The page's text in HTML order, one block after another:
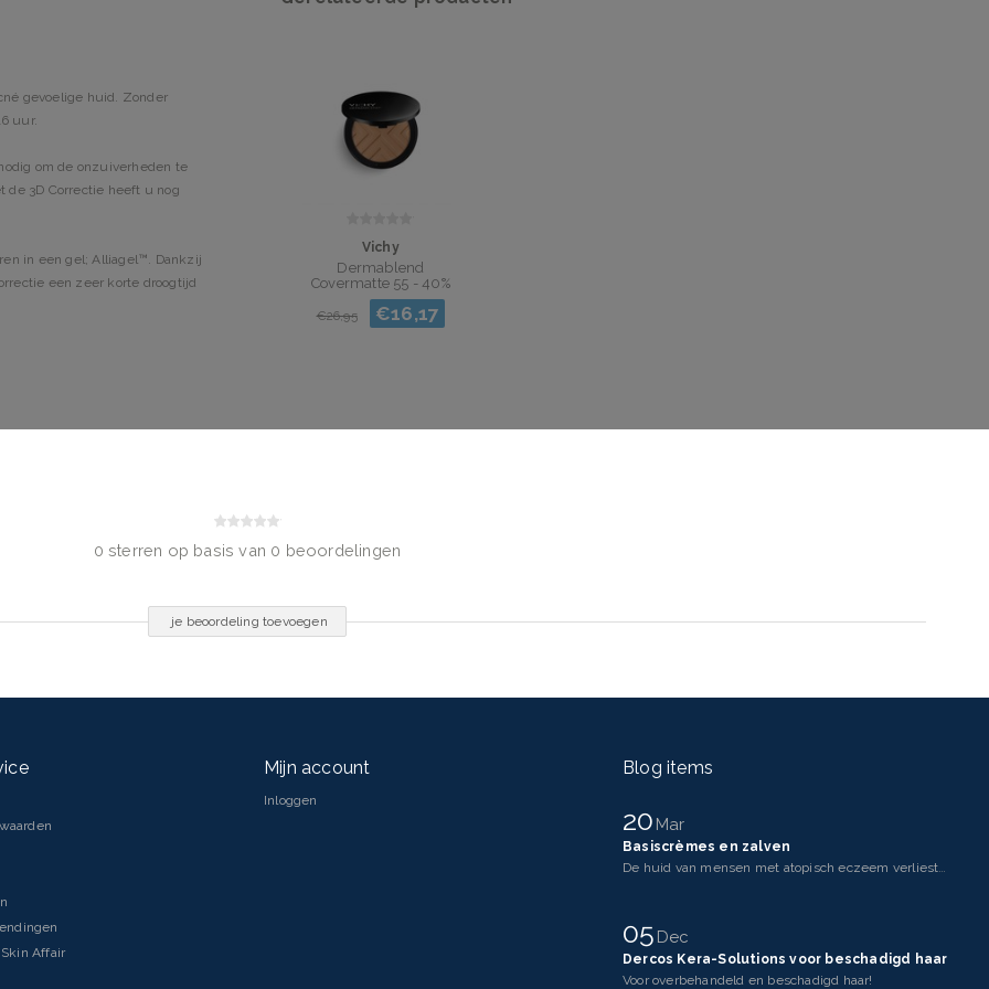
gevoelige huid. Zonder
uur.
om de onzuiverheden te
de 3D Correctie heeft u nog
in een gel; Alliagel™. Dankzij
een zeer korte droogtijd
Acrylates/Sodium
Isostearate,
Disodium Stearoyl
CI 77891/Titanium
Vichy
Dermablend
Covermatte 55 - 40%
KORTING!!!
€26,95 €16,17
0 sterren op basis van 0 beoordelingen
je beoordeling toevoegen
Affair
Mijn account
Inloggen
Blog items
20Mar
Basiscrèmes en zalven
De huid van mensen met atopisch eczeem verliest makkelijker vocht dan een gezonde huid. Dit komt doo
05Dec
Dercos Kera-Solutions voor beschadigd haar
Voor overbehandeld en beschadigd haar!